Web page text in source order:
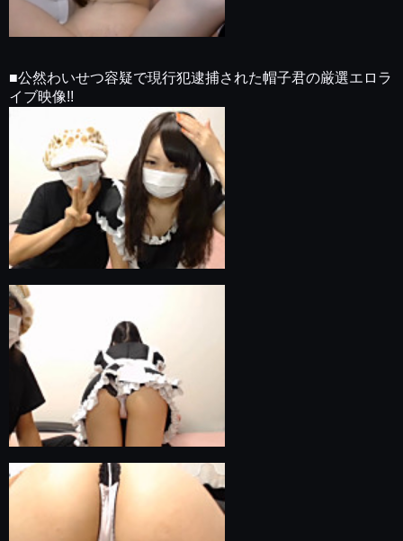
■公然わいせつ容疑で現行犯逮捕された帽子君の厳選エロラ
イブ映像!!